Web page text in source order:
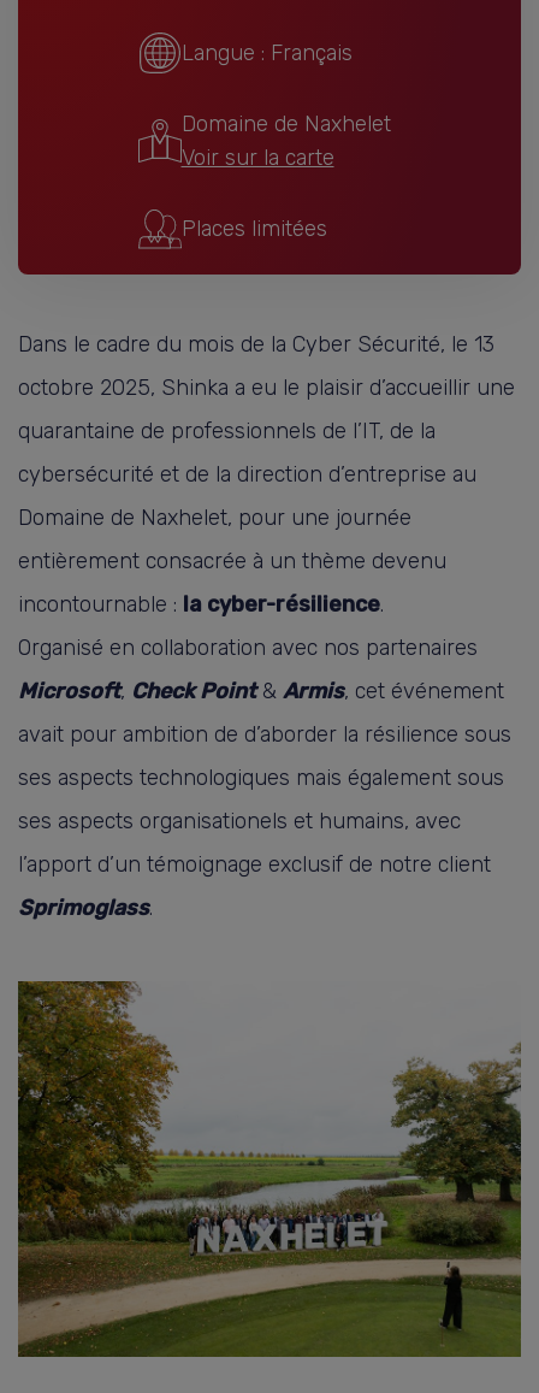
Langue : Français
Domaine de Naxhelet
Voir sur la carte
Places limitées
Dans le cadre du mois de la Cyber Sécurité, le 13
octobre 2025, Shinka a eu le plaisir d’accueillir une
quarantaine de professionnels de l’IT, de la
cybersécurité et de la direction d’entreprise au
Domaine de Naxhelet, pour une journée
entièrement consacrée à un thème devenu
incontournable : la cyber-résilience.
Organisé en collaboration avec nos partenaires
Microsoft, Check Point & Armis, cet événement
avait pour ambition de d’aborder la résilience sous
ses aspects technologiques mais également sous
ses aspects organisationels et humains, avec
l’apport d’un témoignage exclusif de notre client
Sprimoglass.